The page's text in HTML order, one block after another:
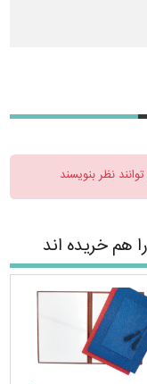
نظر بنویسند
هم خریده اند